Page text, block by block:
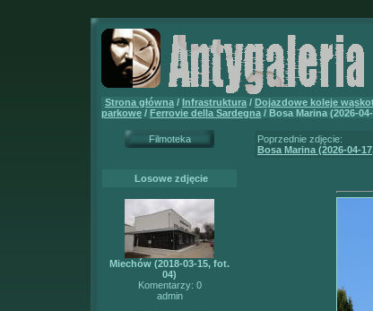
Strona główna / Infrastruktura / Dojazdowe koleje
parkowe / Ferrovie della Sardegna / Bosa Marina (2026-
Filmoteka
Losowe zdjęcie
Miechów (2018-03-15, fot.
04)
Komentarzy: 0
admin
Poprzednie zdjęcie:
Bosa Marina (2026-04-